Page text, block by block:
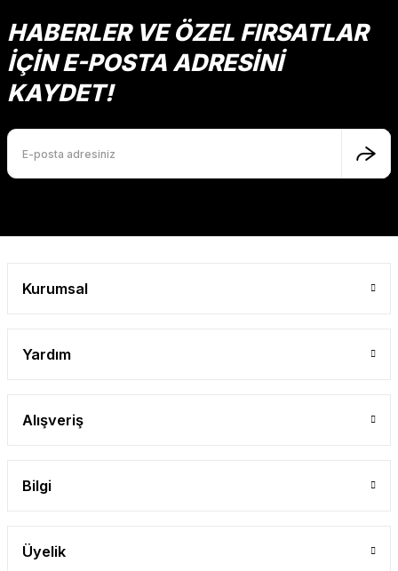
HABERLER VE ÖZEL FIRSATLAR
İÇİN E-POSTA ADRESİNİ
KAYDET!
Kurumsal
Yardım
Alışveriş
Bilgi
Üyelik